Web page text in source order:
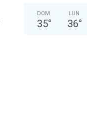
DOM
35°
LUN
36°